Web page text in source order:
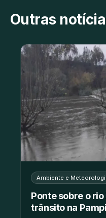
Outras
Ambiente e
Ponte sobre o
trânsito na